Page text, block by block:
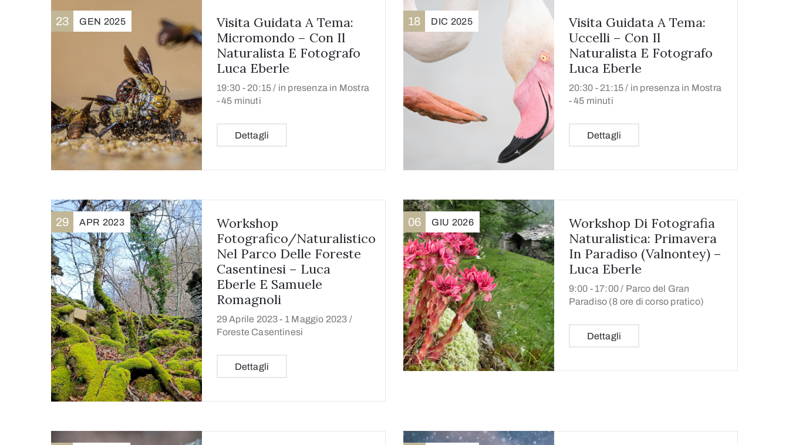
23 GEN 2025
Visita Guidata A Tema:
Micromondo – Con Il
Naturalista E Fotografo
Luca Eberle
19:30 - 20:15 / in presenza in Mostra
- 45 minuti
Dettagli
18 DIC 2025
Visita Guidata A Tema:
Uccelli – Con Il
Naturalista E Fotografo
Luca Eberle
20:30 - 21:15 / in presenza in Mostra
- 45 minuti
Dettagli
29 APR 2023
Workshop
Fotografico/naturalistico
Nel Parco Delle Foreste
Casentinesi – Luca
Eberle E Samuele
Romagnoli
29 Aprile 2023 - 1 Maggio 2023 /
Foreste Casentinesi
Dettagli
06 GIU 2026
Workshop Di Fotografia
Naturalistica: Primavera
In Paradiso (Valnontey) –
Luca Eberle
9:00 - 17:00 / Parco del Gran
Paradiso (8 ore di corso pratico)
Dettagli